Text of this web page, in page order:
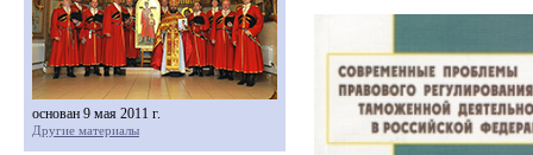
основан 9 мая 2011 г.
Другие материалы